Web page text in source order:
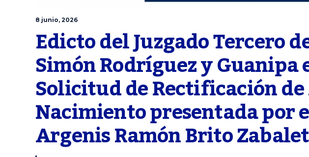
8 junio, 2026
Edicto del Juzgado Tercero
Simón Rodríguez y Guanipa
Solicitud de Rectificación
Nacimiento presentada por
Argenis Ramón Brito